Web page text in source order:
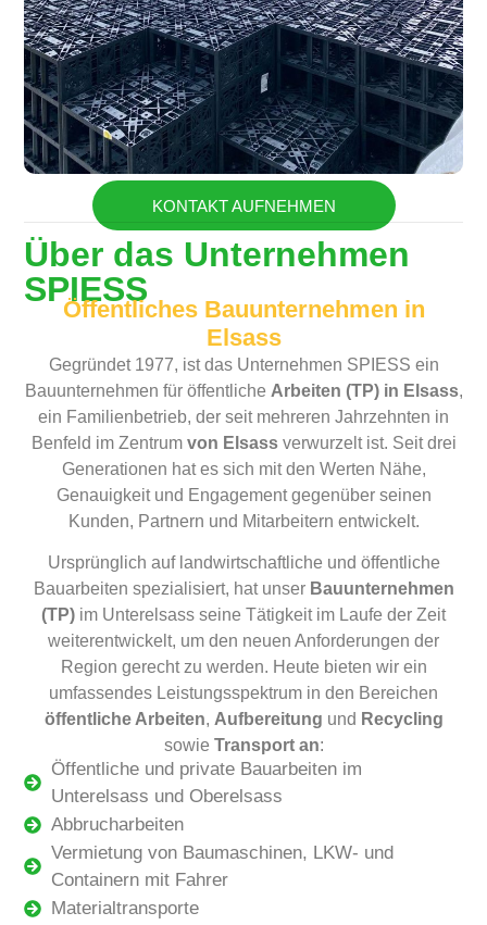
KONTAKT AUFNEHMEN
Über das Unternehmen
SPIESS
Öffentliches Bauunternehmen in
Elsass
Gegründet 1977, ist das Unternehmen SPIESS ein
Bauunternehmen für öffentliche Arbeiten (TP) in Elsass,
ein Familienbetrieb, der seit mehreren Jahrzehnten in
Benfeld im Zentrum von Elsassverwurzelt ist. Seit drei
Generationen hat es sich mit den Werten Nähe,
Genauigkeit und Engagement gegenüber seinen
Kunden, Partnern und Mitarbeitern entwickelt.
Ursprünglich auf landwirtschaftliche und öffentliche
Bauarbeiten spezialisiert, hat unser Bauunternehmen
(TP) im Unterelsass seine Tätigkeit im Laufe der Zeit
weiterentwickelt, um den neuen Anforderungen der
Region gerecht zu werden. Heute bieten wir ein
umfassendes Leistungsspektrum in den Bereichen
öffentliche Arbeiten, Aufbereitung und Recycling
sowie Transport an:
Öffentliche und private Bauarbeiten im
Unterelsass und Oberelsass
Abbrucharbeiten
Vermietung von Baumaschinen, LKW- und
Containern mit Fahrer
Materialtransporte